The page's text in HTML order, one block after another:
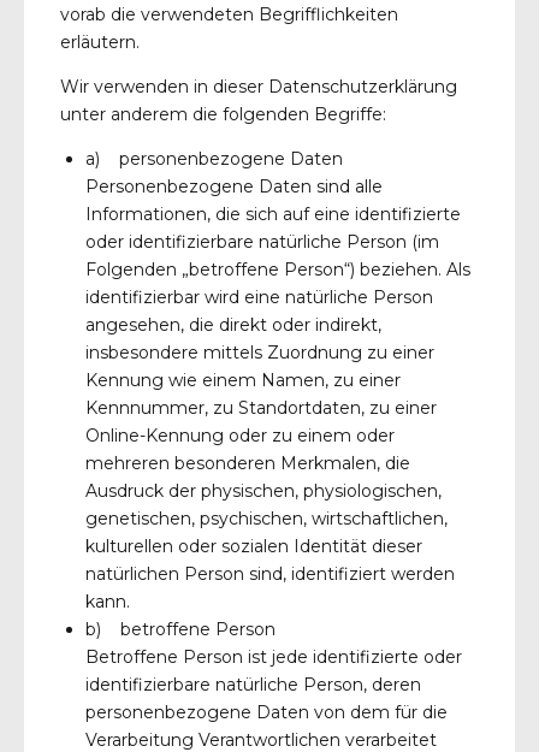
vorab die verwendeten Begrifflichkeiten
erläutern.
Wir verwenden in dieser Datenschutzerklärung
unter anderem die folgenden Begriffe:
a) personenbezogene Daten
Personenbezogene Daten sind alle
Informationen, die sich auf eine identifizierte
oder identifizierbare natürliche Person (im
Folgenden „betroffene Person“) beziehen. Als
identifizierbar wird eine natürliche Person
angesehen, die direkt oder indirekt,
insbesondere mittels Zuordnung zu einer
Kennung wie einem Namen, zu einer
Kennnummer, zu Standortdaten, zu einer
Online-Kennung oder zu einem oder
mehreren besonderen Merkmalen, die
Ausdruck der physischen, physiologischen,
genetischen, psychischen, wirtschaftlichen,
kulturellen oder sozialen Identität dieser
natürlichen Person sind, identifiziert werden
kann.
b) betroffene Person
Betroffene Person ist jede identifizierte oder
identifizierbare natürliche Person, deren
personenbezogene Daten von dem für die
Verarbeitung Verantwortlichen verarbeitet